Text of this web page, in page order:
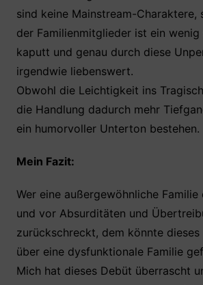
sind keine Mainstream-Charaktere,
der Familienmitglieder ist ein wenig
kaputt und genau durch diese
irgendwie liebenswert.
Obwohl die Leichtigkeit ins
die Handlung dadurch mehr
ein humorvoller Unterton bestehen.
Mein Fazit:
Wer eine außergewöhnliche
und vor Absurditäten und
zurückschreckt, dem könnte
über eine dysfunktionale Familie
Mich hat dieses Debüt überrascht